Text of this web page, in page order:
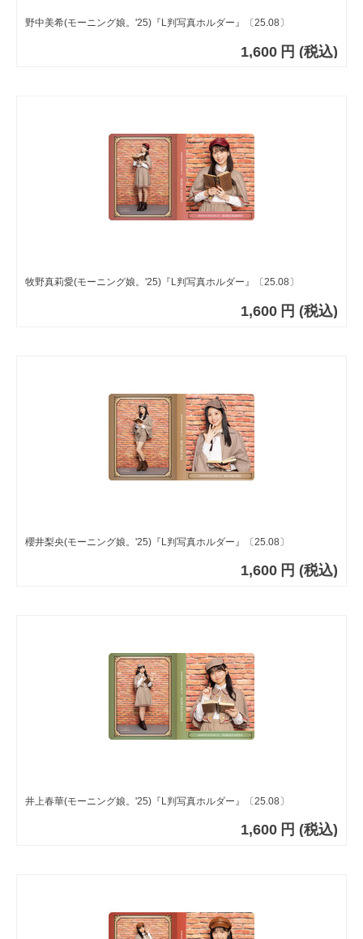
野中美希(モーニング娘。'25)『L判写真ホルダー』〔25.08〕
1,600 円 (税込)
牧野真莉愛(モーニング娘。'25)『L判写真ホルダー』〔25.08〕
1,600 円 (税込)
櫻井梨央(モーニング娘。'25)『L判写真ホルダー』〔25.08〕
1,600 円 (税込)
井上春華(モーニング娘。'25)『L判写真ホルダー』〔25.08〕
1,600 円 (税込)